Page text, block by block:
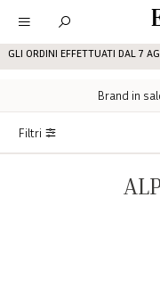
GLI ORDINI EFFETTUATI DAL 7
Brand in
Filtri